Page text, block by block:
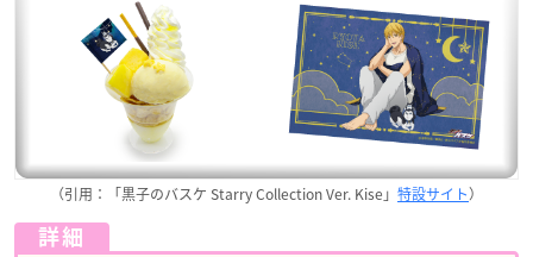
（引用：「黒子のバスケ Starry Collection Ver. Kise」 特設サイト）
詳細